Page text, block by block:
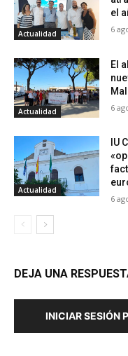
Actualidad
el
6
Actualidad
El
6
Actualidad
IU
6
DEJA UNA
INICIAR SESIÓN